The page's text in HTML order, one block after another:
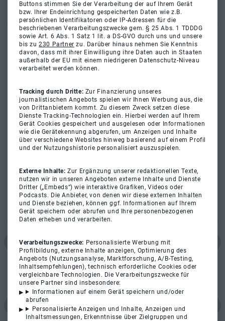
Buttons stimmen Sie der Verarbeitung der auf Ihrem Gerät
bzw. Ihrer Endeinrichtung gespeicherten Daten wie z.B.
persönlichen Identifikatoren oder IP-Adressen für die
beschriebenen Verarbeitungszwecke gem. § 25 Abs. 1 TDDDG
sowie Art. 6 Abs. 1 Satz 1 lit. a DS-GVO durch uns und unsere
bis zu230 Partner zu. Darüber hinaus nehmen Sie Kenntnis
davon, dass mit ihrer Einwilligung ihre Daten auch in Staaten
außerhalb der EU mit einem niedrigeren Datenschutz-Niveau
verarbeitet werden können.
Tracking durch Dritte: Zur Finanzierung unseres
journalistischen Angebots spielen wir Ihnen Werbung aus, die
von Drittanbietern kommt. Zu diesem Zweck setzen diese
Dienste Tracking-Technologien ein. Hierbei werden auf Ihrem
Gerät Cookies gespeichert und ausgelesen oder Informationen
wie die Gerätekennung abgerufen, um Anzeigen und Inhalte
über verschiedene Websites hinweg basierend auf einem Profil
und der Nutzungshistorie personalisiert auszuspielen.
Externe Inhalte:Zur Ergänzung unserer redaktionellen Texte,
nutzen wir in unseren Angeboten externe Inhalte und Dienste
Dritter („Embeds“) wie interaktive Grafiken, Videos oder
Podcasts. Die Anbieter, von denen wir diese externen Inhalten
und Dienste beziehen, können ggf. Informationen auf Ihrem
Gerät speichern oder abrufen und Ihre personenbezogenen
Daten erheben und verarbeiten.
Verarbeitungszwecke: Personalisierte Werbung mit
Profilbildung, externe Inhalte anzeigen, Optimierung des
Angebots (Nutzungsanalyse, Marktforschung, A/B-Testing,
Inhaltsempfehlungen), technisch erforderliche Cookies oder
vergleichbare Technologien. Die Verarbeitungszwecke für
unsere Partner sind insbesondere:
Informationen auf einem Gerät speichern und/oder
abrufen
Personalisierte Anzeigen und Inhalte, Anzeigen und
Inhaltsmessungen, Erkenntnisse über Zielgruppen und